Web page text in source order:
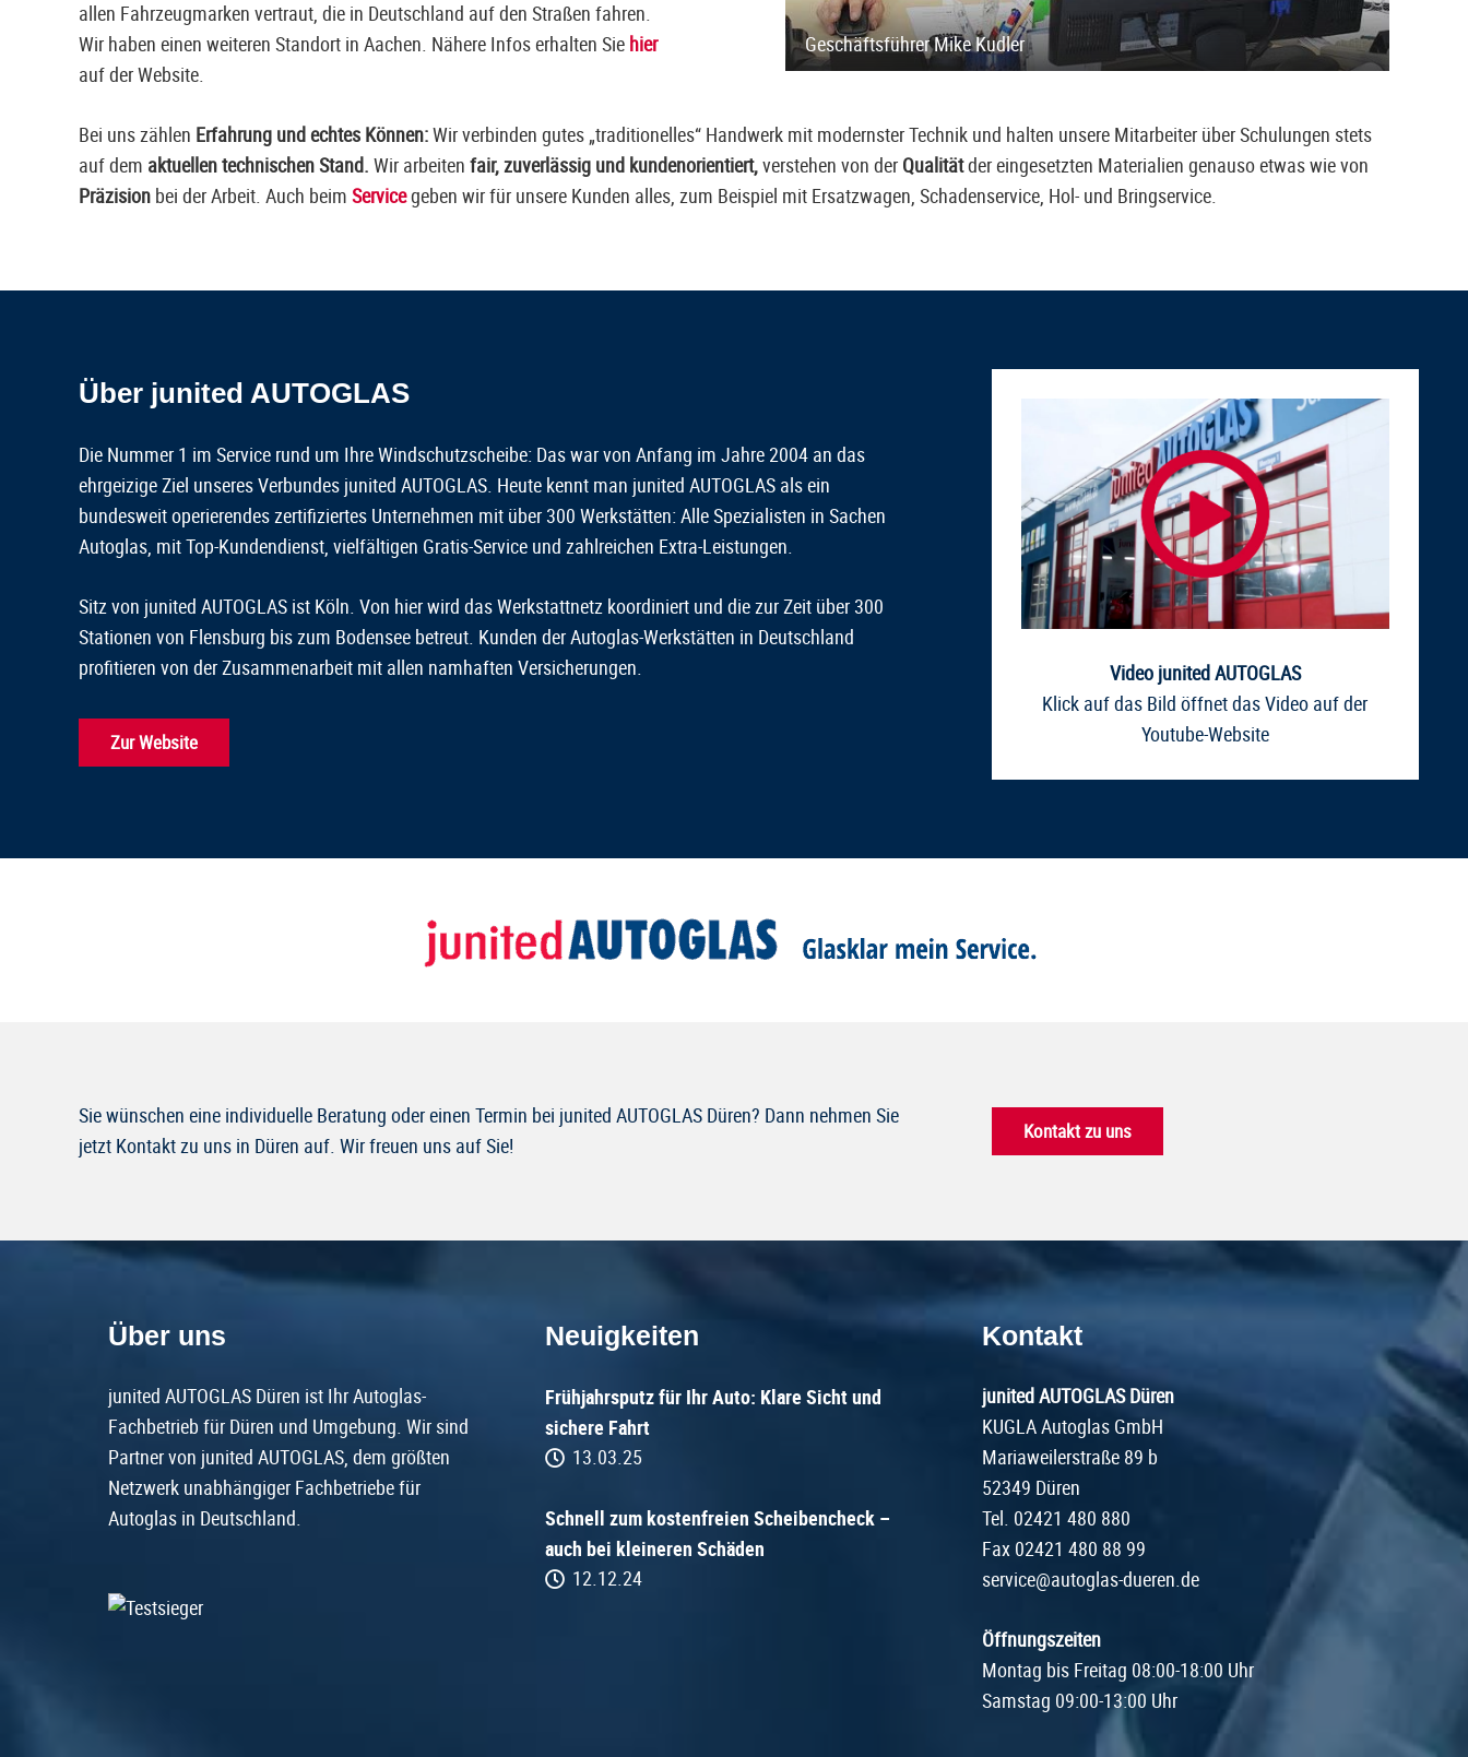
allen Fahrzeugmarken vertraut, die in Deutschland auf den Straßen fahren.
Wir haben einen weiteren Standort in Aachen. Nähere Infos erhalten Sie hier
auf der Website.
Geschäftsführer Mike Kudler
Bei uns zählen Erfahrung und echtes Können:Wir verbinden gutes „traditionelles“ Handwerk mit modernster Technik und halten unsere Mitarbeiter über Schulungen stets
auf dem aktuellen technischen Stand. Wir arbeiten fair, zuverlässig und kundenorientiert,verstehen von der Qualitätder eingesetzten Materialien genauso etwas wie von
Präzision bei der Arbeit. Auch beim Servicegeben wir für unsere Kunden alles, zum Beispiel mit Ersatzwagen, Schadenservice, Hol- und Bringservice.
Über junited AUTOGLAS
Die Nummer 1 im Service rund um Ihre Windschutzscheibe: Das war von Anfang im Jahre 2004 an das
ehrgeizige Ziel unseres Verbundes junited AUTOGLAS. Heute kennt man junited AUTOGLAS als ein
bundesweit operierendes zertifiziertes Unternehmen mit über 300 Werkstätten: Alle Spezialisten in Sachen
Autoglas, mit Top-Kundendienst, vielfältigen Gratis-Service und zahlreichen Extra-Leistungen.
Sitz von junited AUTOGLAS ist Köln. Von hier wird das Werkstattnetz koordiniert und die zur Zeit über 300
Stationen von Flensburg bis zum Bodensee betreut. Kunden der Autoglas-Werkstätten in Deutschland
profitieren von der Zusammenarbeit mit allen namhaften Versicherungen.
Zur Website
Video junited AUTOGLAS
Klick auf das Bild öffnet das Video auf der
Youtube-Website
Sie wünschen eine individuelle Beratung oder einen Termin bei junited AUTOGLAS Düren? Dann nehmen Sie
jetzt Kontakt zu uns in Düren auf. Wir freuen uns auf Sie!
Kontakt zu uns
Über uns
junited AUTOGLAS Düren ist Ihr Autoglas-
Fachbetrieb für Düren und Umgebung. Wir sind
Partner von junited AUTOGLAS, dem größten
Netzwerk unabhängiger Fachbetriebe für
Autoglas in Deutschland.
Neuigkeiten
Frühjahrsputz für Ihr Auto: Klare Sicht und
sichere Fahrt
13.03.25
Schnell zum kostenfreien Scheibencheck –
auch bei kleineren Schäden
12.12.24
Kontakt
junited AUTOGLAS Düren
KUGLA Autoglas GmbH
Mariaweilerstraße 89 b
52349 Düren
Tel. 02421 480 880
Fax 02421 480 88 99
service@autoglas-dueren.de
Öffnungszeiten
Montag bis Freitag 08:00-18:00 Uhr
Samstag 09:00-13:00 Uhr